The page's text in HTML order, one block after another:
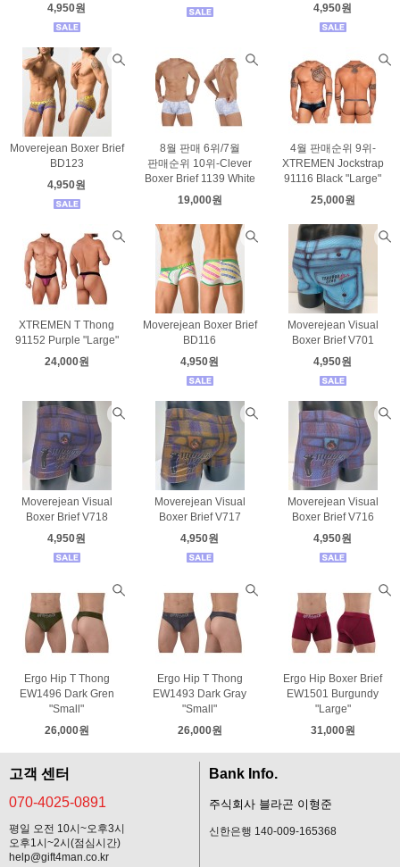
4,950원
4,950원
Moverejean Boxer Brief
BD123
4,950원
8월 판매 6위/7월
판매순위 10위-Clever
Boxer Brief 1139 White
19,000원
4월 판매순위 9위-
XTREMEN Jockstrap
91116 Black "Large"
25,000원
XTREMEN T Thong
91152 Purple "Large"
24,000원
Moverejean Boxer Brief
BD116
4,950원
Moverejean Visual
Boxer Brief V701
4,950원
Moverejean Visual
Boxer Brief V718
4,950원
Moverejean Visual
Boxer Brief V717
4,950원
Moverejean Visual
Boxer Brief V716
4,950원
Ergo Hip T Thong
EW1496 Dark Gren
"Small"
26,000원
Ergo Hip T Thong
EW1493 Dark Gray
"Small"
26,000원
Ergo Hip Boxer Brief
EW1501 Burgundy
"Large"
31,000원
고객 센터
070-4025-0891
평일 오전 10시~오후3시
오후1시~2시(점심시간)
help@gift4man.co.kr
Bank Info.
주식회사 블라곤 이형준
신한은행 140-009-165368